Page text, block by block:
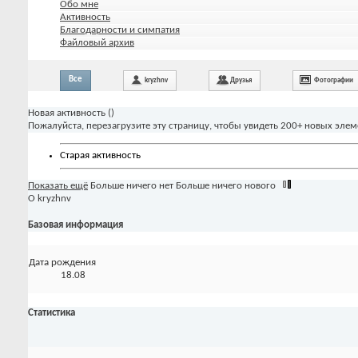
Обо мне
Активность
Благодарности и симпатия
Файловый архив
Все kryzhnv Друзья Фотографии
Новая активность ()
Пожалуйста, перезагрузите эту страницу, чтобы увидеть 200+ новых
Старая активность
Показать ещё Больше ничего нет Больше ничего нового
О kryzhnv
Базовая информация
Дата рождения
18.08
Статистика